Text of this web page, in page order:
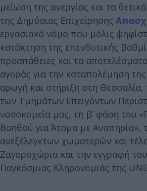
μείωση της ανεργίας και τα
της Δημόσιας Επιχείρησης
εργασιακό νόμο που μόλις
κατάκτηση της επενδυτικής
προσπάθειες και τα
αγοράς για την καταπολέμηση
αρωγή και στήριξη στη
των Τμημάτων Επειγόντων
νοσοκομεία μας, τη β’ φάση του
Βοηθού για Άτομα με Αναπηρία»,
ανεξέλεγκτων χωματερών και
Ζαγοροχώρια και την εγγραφή
Παγκόσμιας Κληρονομιάς της